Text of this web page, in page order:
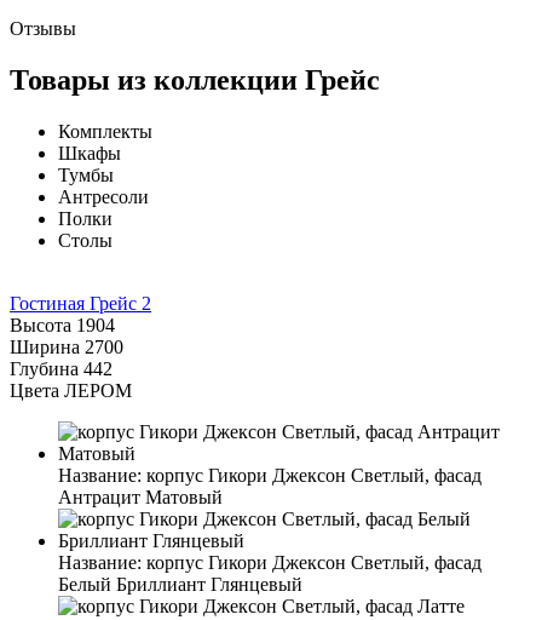
Отзывы
Товары из коллекции Грейс
Комплекты
Шкафы
Тумбы
Антресоли
Полки
Столы
Гостиная Грейс 2
Высота 1904
Ширина 2700
Глубина 442
Цвета ЛЕРОМ
Название: корпус Гикори Джексон Светлый, фасад
Антрацит Матовый
Название: корпус Гикори Джексон Светлый, фасад
Белый Бриллиант Глянцевый